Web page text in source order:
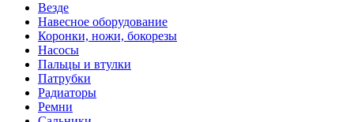
Везде
Навесное оборудование
Коронки, ножи, бокорезы
Насосы
Пальцы и втулки
Патрубки
Радиаторы
Ремни